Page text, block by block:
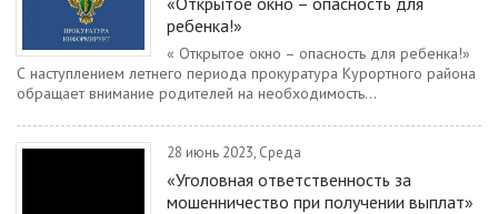
ребенка!»
« Открытое окно – опасность для ребенка!»
С наступлением летнего периода прокуратура Курортного района
обращает внимание родителей на необходимость...
28 июнь 2023, Среда
«Уголовная ответственность за
мошенничество при получении выплат»